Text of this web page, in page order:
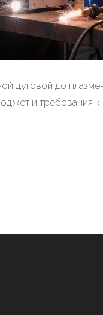
дуговой до
и требования к